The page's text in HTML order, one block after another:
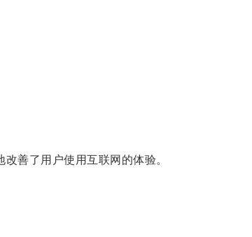
善了用户使用互联网的体验。